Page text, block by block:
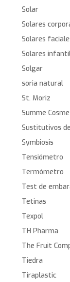
Solar
Solares
Solares
Solares
Solgar
soria natural
St. Moriz
Summe
Sustitutivos
Symbiosis
Tensiómetro
Termómetro
Test de
Tetinas
Texpol
TH Pharma
The Fruit
Tiedra
Tiraplastic